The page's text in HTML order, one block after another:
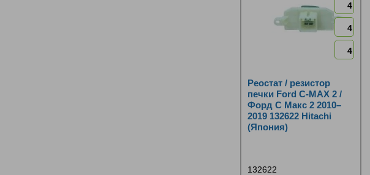
4
4
4
Реостат / резистор
печки Ford C‑MAX 2 /
Форд С Макс 2 2010–
2019 132622 Hitachi
(Япония)
132622